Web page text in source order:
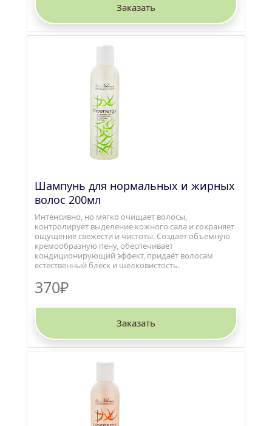
Заказать
Шампунь для нормальных и жирных
волос 200мл
Интенсивно, но мягко очищает волосы,
контролирует выделение кожного сала и сохраняет
ощущение свежести и чистоты. Создаёт объемную
кремообразную пену, обеспечивает
кондиционирующий эффект, придаёт волосам
естественный блеск и шелковистость.
370₽
Заказать